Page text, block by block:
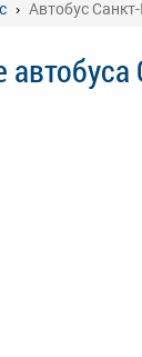
Автобус
автобуса